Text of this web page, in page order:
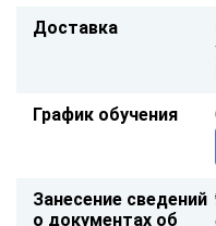
Доставка
График обучения
Занесение сведений
о документах об